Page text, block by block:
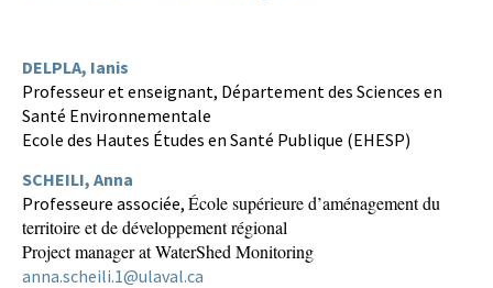
DELPLA, Ianis
Professeur et enseignant, Département des Sciences en
Santé Environnementale
Ecole des Hautes Études en Santé Publique (EHESP)
SCHEILI, Anna
Professeure associée, École supérieure d’aménagement du
territoire et de développement régional
Project manager at WaterShed Monitoring
anna.scheili.1@ulaval.ca